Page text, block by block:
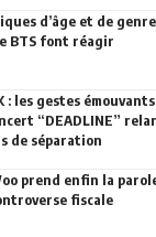
d’âge et de
BTS font réagir
: les gestes
“DEADLINE”
de séparation
prend enfin la
fiscale